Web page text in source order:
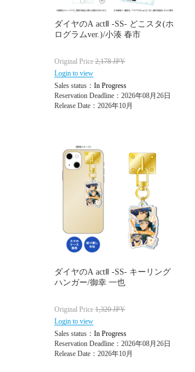
ダイヤのA actⅡ -SS- どこスタ(ホ
ログラムver.)/小湊 春市
Original Price 2,178JPY
Login to view
Sales status： In Progress
Reservation Deadline：2026年08月26日
Release Date：2026年10月
ダイヤのA actⅡ -SS- キーリング
ハンガー/御幸 一也
Original Price 1,320JPY
Login to view
Sales status： In Progress
Reservation Deadline：2026年08月26日
Release Date：2026年10月